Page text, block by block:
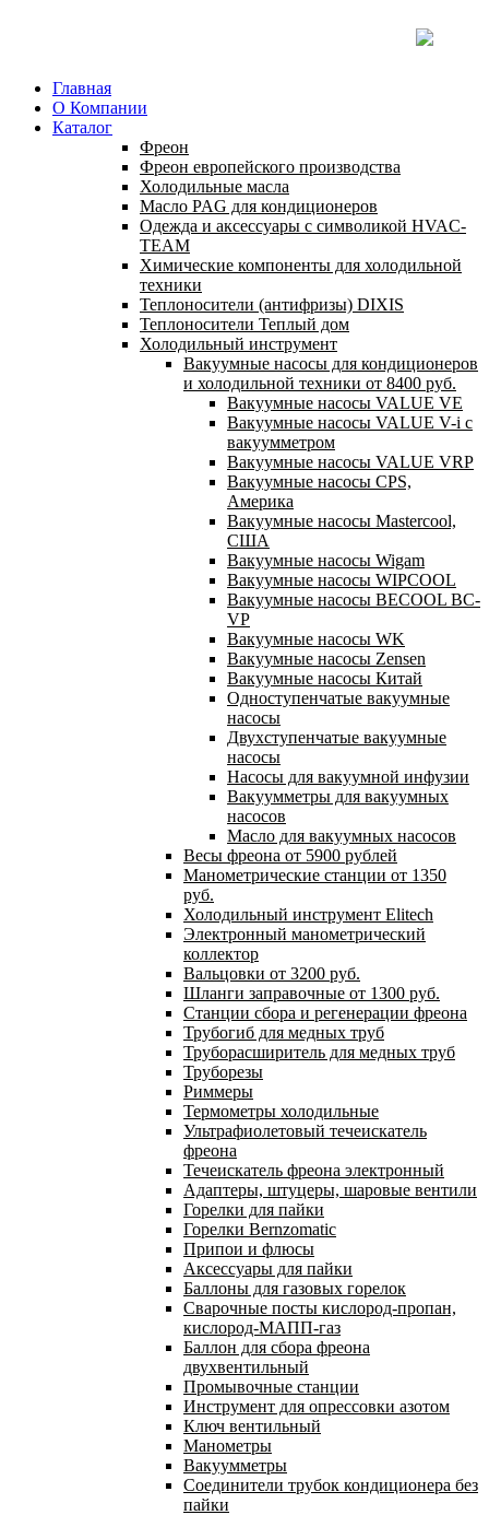
Главная
О Компании
Каталог
Фреон
Фреон европейского производства
Холодильные масла
Масло PAG для кондиционеров
Одежда и аксессуары с символикой HVAC-
TEAM
Химические компоненты для холодильной
техники
Теплоносители (антифризы) DIXIS
Теплоносители Теплый дом
Холодильный инструмент
Вакуумные насосы для кондиционеров
и холодильной техники от 8400 руб.
Вакуумные насосы VALUE VE
Вакуумные насосы VALUE V-i с
вакуумметром
Вакуумные насосы VALUE VRP
Вакуумные насосы CPS,
Америка
Вакуумные насосы Mastercool,
США
Вакуумные насосы Wigam
Вакуумные насосы WIPCOOL
Вакуумные насосы BECOOL BC-
VP
Вакуумные насосы WK
Вакуумные насосы Zensen
Вакуумные насосы Китай
Одноступенчатые вакуумные
насосы
Двухступенчатые вакуумные
насосы
Насосы для вакуумной инфузии
Вакуумметры для вакуумных
насосов
Масло для вакуумных насосов
Весы фреона от 5900 рублей
Манометрические станции от 1350
руб.
Холодильный инструмент Elitech
Электронный манометрический
коллектор
Вальцовки от 3200 руб.
Шланги заправочные от 1300 руб.
Станции сбора и регенерации фреона
Трубогиб для медных труб
Труборасширитель для медных труб
Труборезы
Риммеры
Термометры холодильные
Ультрафиолетовый течеискатель
фреона
Течеискатель фреона электронный
Адаптеры, штуцеры, шаровые вентили
Горелки для пайки
Горелки Bernzomatic
Припои и флюсы
Аксессуары для пайки
Баллоны для газовых горелок
Сварочные посты кислород-пропан,
кислород-МАПП-газ
Баллон для сбора фреона
двухвентильный
Промывочные станции
Инструмент для опрессовки азотом
Ключ вентильный
Манометры
Вакуумметры
Соединители трубок кондиционера без
пайки